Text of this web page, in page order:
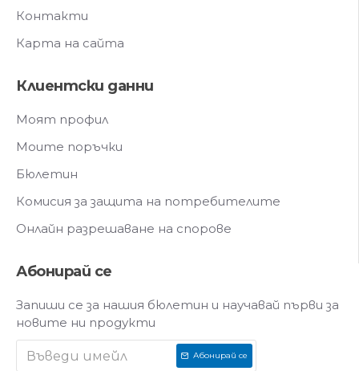
Контакти
Карта на сайта
Клиентски данни
Моят профил
Моите поръчки
Бюлетин
Комисия за защита на потребителите
Онлайн разрешаване на спорове
Абонирай се
Запиши се за нашия бюлетин и научавай първи за
новите ни продукти
Абонирай се